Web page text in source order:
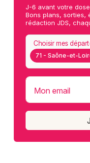
J-6 avant votre
Bons plans, sorties,
rédaction JDS,
71 - Saône-et-
Choisir mes
Mon email